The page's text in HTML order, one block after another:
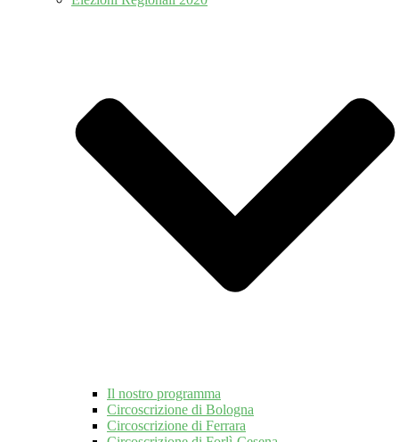
Il nostro programma
Circoscrizione di Bologna
Circoscrizione di Ferrara